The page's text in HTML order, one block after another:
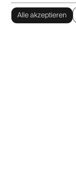
Alle akzeptieren